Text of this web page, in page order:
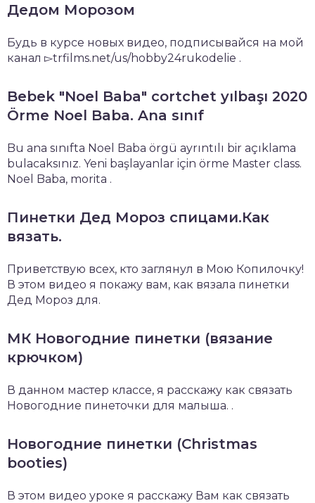
Дедом Морозом
Будь в курсе новых видео, подписывайся на мой
канал ▻trfilms.net/us/hobby24rukodelie .
Bebek "Noel Baba" cortchet yılbaşı 2020
Örme Noel Baba. Ana sınıf
Bu ana sınıfta Noel Baba örgü ayrıntılı bir açıklama
bulacaksınız. Yeni başlayanlar için örme Master class.
Noel Baba, morita .
Пинетки Дед Мороз спицами.Как
вязать.
Приветствую всех, кто заглянул в Мою Копилочку!
В этом видео я покажу вам, как вязала пинетки
Дед Мороз для.
МК Новогодние пинетки (вязание
крючком)
В данном мастер классе, я расскажу как связать
Новогодние пинеточки для малыша. .
Новогодние пинетки (Christmas
booties)
В этом видео уроке я расскажу Вам как связать